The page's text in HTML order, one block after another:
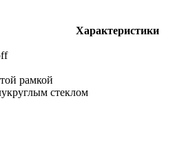
Характеристики
рамкой
стеклом